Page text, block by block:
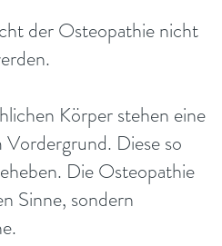
der Osteopathie nicht
Körper stehen eine
Diese so
Die Osteopathie
Sinne, sondern